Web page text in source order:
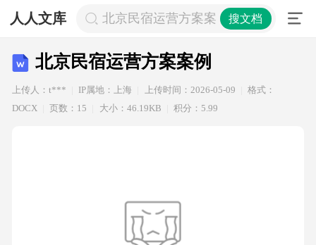
人人文库 北京民宿运营方案案例搜文档
北京民宿运营方案案例
上传人：t*** IP属地：上海 上传时间：2026-05-09
格式：
DOCX
页数：15 大小：46.19KB 积分：5.99